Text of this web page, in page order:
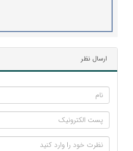
ارسال نظر